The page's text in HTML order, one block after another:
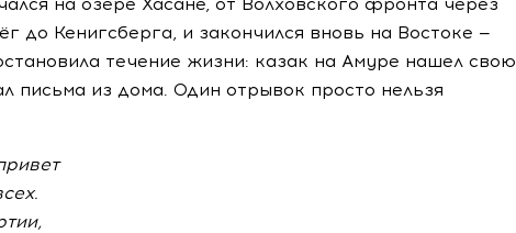
до Кенигсберга, и закончился вновь на Востоке —
течение жизни: казак на Амуре нашел свою
письма из дома. Один отрывок просто нельзя